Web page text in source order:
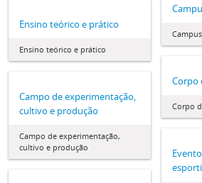
Ensino teórico e prático
Ensino teórico e prático
Corpo
Corpo
Campo de experimentação,
cultivo e produção
Campo de experimentação,
cultivo e produção